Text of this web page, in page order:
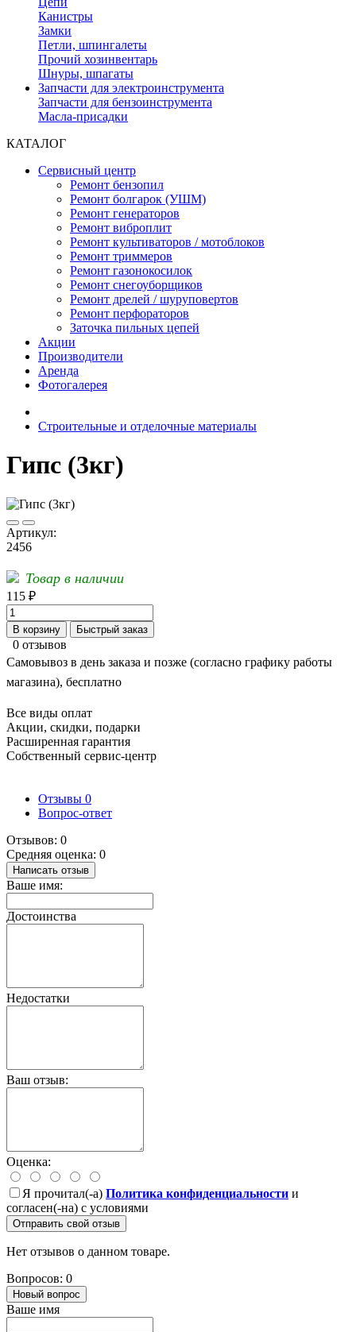
Канистры
Замки
Петли, шпингалеты
Прочий хозинвентарь
Шнуры, шпагаты
Запчасти для электроинструмента
Запчасти для бензоинструмента
Масла-присадки
КАТАЛОГ
Сервисный центр
Ремонт бензопил
Ремонт болгарок (УШМ)
Ремонт генераторов
Ремонт виброплит
Ремонт культиваторов / мотоблоков
Ремонт триммеров
Ремонт газонокосилок
Ремонт снегоуборщиков
Ремонт дрелей / шуруповертов
Ремонт перфораторов
Заточка пильных цепей
Акции
Производители
Аренда
Фотогалерея
Строительные и отделочные материалы
Гипс (3кг)
Артикул:
2456
Товар в наличии
115 ₽
В корзину Быстрый заказ
0 отзывов
Самовывоз в день заказа и позже (согласно графику работы
магазина), бесплатно
Все виды оплат
Акции, скидки, подарки
Расширенная гарантия
Собственный сервис-центр
Отзывы 0
Вопрос-ответ
Отзывов: 0
Средняя оценка: 0
Написать отзыв
Ваше имя:
Достоинства
Недостатки
Ваш отзыв:
Оценка:
Я прочитал(-а) Политика конфиденциальности и
согласен(-на) с условиями
Отправить свой отзыв
Нет отзывов о данном товаре.
Вопросов: 0
Новый вопрос
Ваше имя